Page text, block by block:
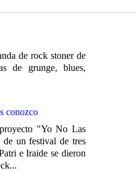
de rock stoner de
de grunge, blues,
conozco
"Yo No Las
un festival de tres
e Iraide se dieron